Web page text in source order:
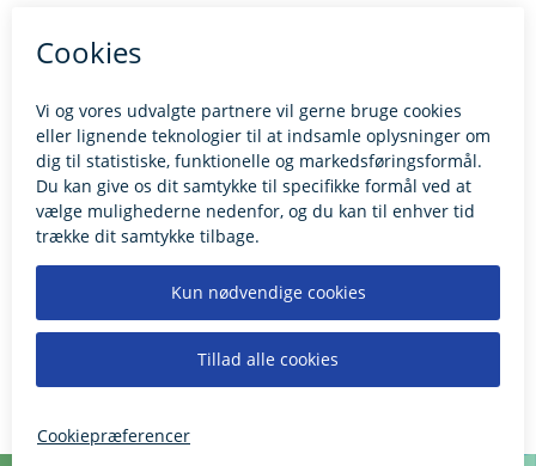
Kontakt borgerrådgiveren
BILLUND.DK
Tilgængelighedserklæring
Giv feedback til hjemmesiden